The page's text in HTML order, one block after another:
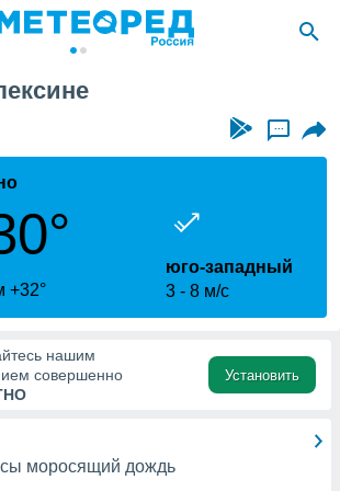
...
+32°
юго-западный
3
8 м/с
нашим
совершенно
Установить
моросящий дождь